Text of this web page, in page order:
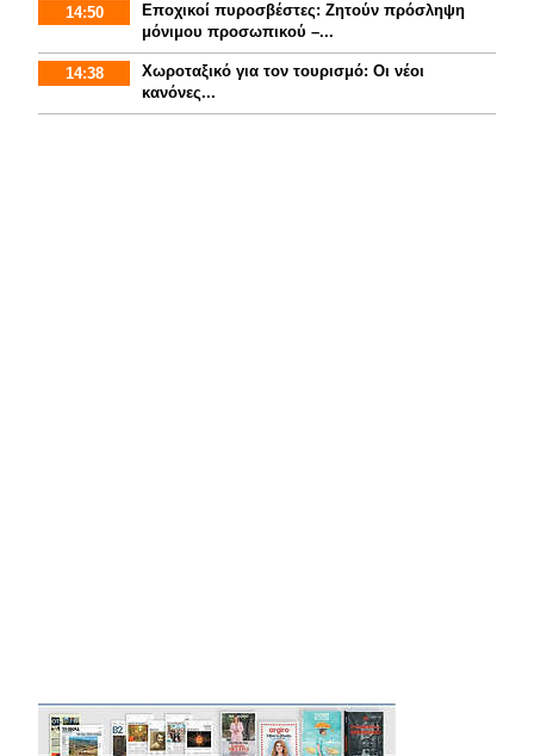
14:50
Εποχικοί πυροσβέστες: Ζητούν πρόσληψη
μόνιμου προσωπικού –...
14:38
Χωροταξικό για τον τουρισμό: Οι νέοι
κανόνες...